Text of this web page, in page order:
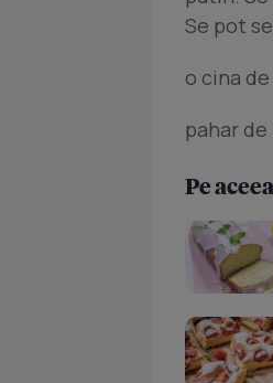
Se pot
o cina
pahar
Pe